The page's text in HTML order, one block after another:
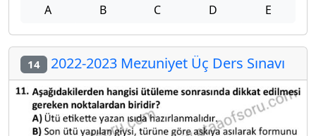
A B C D E
14 2022-2023 Mezuniyet Üç Ders Sınavı